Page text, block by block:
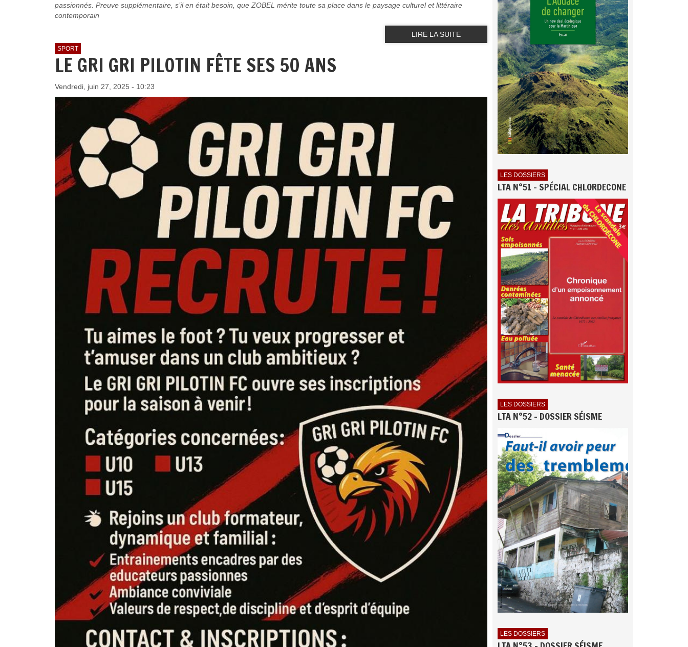
passionnés. Preuve supplémentaire, s’il en était besoin, que ZOBEL mérite toute sa place dans le paysage culturel et littéraire
contemporain
LIRE LA SUITE
SPORT
LE GRI GRI PILOTIN FÊTE SES 50 ANS
Vendredi, juin 27, 2025 - 10:23
LES DOSSIERS
LTA N°51 - SPÉCIAL CHLORDECONE
LES DOSSIERS
LTA N°52 - DOSSIER SÉISME
LES DOSSIERS